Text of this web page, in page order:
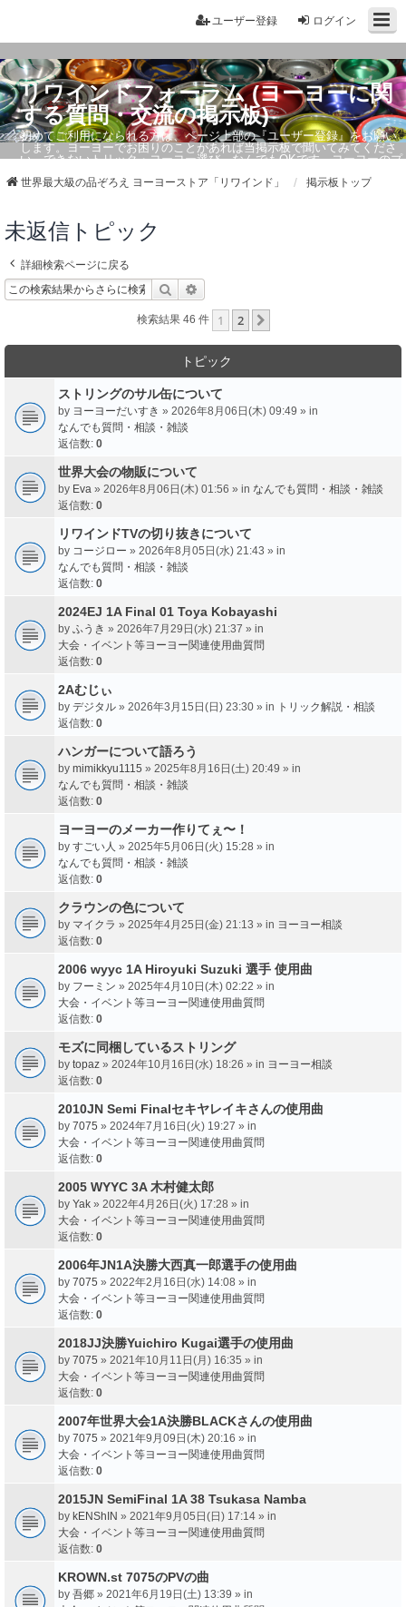
ログイン
ユーザー登録
リワインドフォーラム (ヨーヨーに関
する質問・交流の掲示板)
初めてご利用になられる方は、ページ上部の『ユーザー登録』をお願い
します。ヨーヨーでお困りのことがあれば当掲示板で聞いてみてくださ
い。できないトリック・ヨーヨー選び、なんでもOKです。ヨーヨーのプ
世界最大級の品ぞろえ ヨーヨーストア「リワインド」 掲示板トップ
未返信トピック
詳細検索ページに戻る
検索
検索結果 46 件 1 2
トピック
ストリングのサル缶について
by ヨーヨーだいすき » 2026年8月06日(木) 09:49 » in
なんでも質問・相談・雑談
返信数: 0
世界大会の物販について
by Eva » 2026年8月06日(木) 01:56 » in なんでも質問・相談・雑談
返信数: 0
リワインドTVの切り抜きについて
by コージロー » 2026年8月05日(水) 21:43 » in
なんでも質問・相談・雑談
返信数: 0
2024EJ 1A Final 01 Toya Kobayashi
by ふうき » 2026年7月29日(水) 21:37 » in
大会・イベント等ヨーヨー関連使用曲質問
返信数: 0
2Aむじぃ
by デジタル » 2026年3月15日(日) 23:30 » in トリック解説・相談
返信数: 0
ハンガーについて語ろう
by mimikkyu1115 » 2025年8月16日(土) 20:49 » in
なんでも質問・相談・雑談
返信数: 0
ヨーヨーのメーカー作りてぇ〜！
by すごい人 » 2025年5月06日(火) 15:28 » in
なんでも質問・相談・雑談
返信数: 0
クラウンの色について
by マイクラ » 2025年4月25日(金) 21:13 » in ヨーヨー相談
返信数: 0
2006 wyyc 1A Hiroyuki Suzuki 選手 使用曲
by フーミン » 2025年4月10日(木) 02:22 » in
大会・イベント等ヨーヨー関連使用曲質問
返信数: 0
モズに同梱しているストリング
by topaz » 2024年10月16日(水) 18:26 » in ヨーヨー相談
返信数: 0
2010JN Semi Finalセキヤレイキさんの使用曲
by 7075 » 2024年7月16日(火) 19:27 » in
大会・イベント等ヨーヨー関連使用曲質問
返信数: 0
2005 WYYC 3A 木村健太郎
by Yak » 2022年4月26日(火) 17:28 » in
大会・イベント等ヨーヨー関連使用曲質問
返信数: 0
2006年JN1A決勝大西真一郎選手の使用曲
by 7075 » 2022年2月16日(水) 14:08 » in
大会・イベント等ヨーヨー関連使用曲質問
返信数: 0
2018JJ決勝Yuichiro Kugai選手の使用曲
by 7075 » 2021年10月11日(月) 16:35 » in
大会・イベント等ヨーヨー関連使用曲質問
返信数: 0
2007年世界大会1A決勝BLACKさんの使用曲
by 7075 » 2021年9月09日(木) 20:16 » in
大会・イベント等ヨーヨー関連使用曲質問
返信数: 0
2015JN SemiFinal 1A 38 Tsukasa Namba
by kENShIN » 2021年9月05日(日) 17:14 » in
大会・イベント等ヨーヨー関連使用曲質問
返信数: 0
KROWN.st 7075のPVの曲
by 吾郷 » 2021年6月19日(土) 13:39 » in